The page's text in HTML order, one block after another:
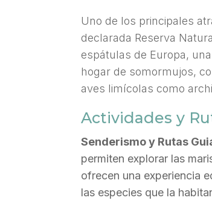
Uno de los principales
declarada Reserva
espátulas de Europa,
hogar de somormujos,
aves limícolas como
Actividades y
Senderismo y Rutas
permiten explorar las
ofrecen una experiencia
las especies que la